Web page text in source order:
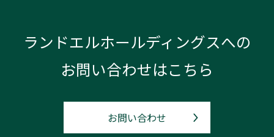
ランドエルホールディングスへの
お問い合わせはこちら
お問い合わせ